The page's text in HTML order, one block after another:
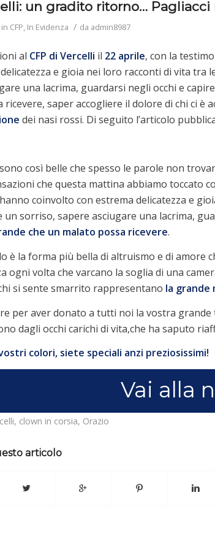
un gradito ritorno… Pagliacci
in CFP In Evidenza / da admin8987
al CFP di Vercelli il 22 aprile, con la
e gioia nei loro racconti di vita tra
una lacrima, guardarsi negli occhi e
ricevere, saper accogliere il dolore di chi ci
dei nasi rossi. Di seguito l’articolo
così belle che spesso le parole non
che questa mattina abbiamo toccato
coinvolto con estrema delicatezza e
un sorriso, sapere asciugare una lacrima,
che un malato possa ricevere.
è la forma più bella di altruismo e di amore
ogni volta che varcano la soglia di una
si sente smarrito rappresentano la grande
per aver donato a tutti noi la vostra
dagli occhi carichi di vita,che ha saputo
colori, siete speciali anzi preziosissimi!
Vai alla
, clown in corsia, Orazio
articolo